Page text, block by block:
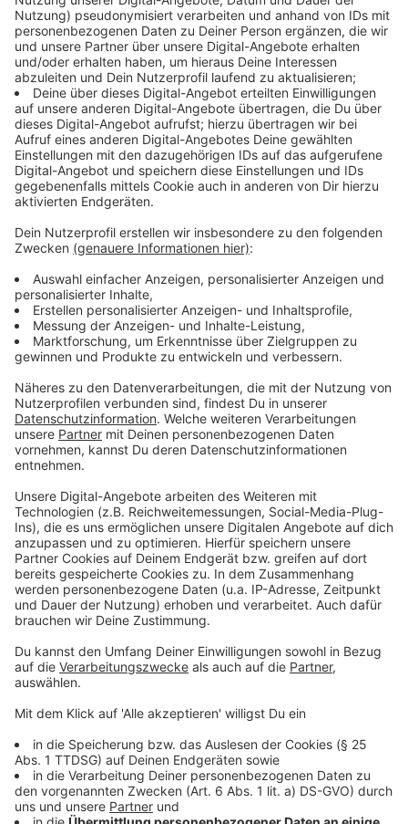
Anzeige
Die Europameisterschaft in Deutschland wird vom 14.
Juni bis 14. Juli ausgetragen. Und weil die Lage vor
dem Start schon als "angespannt" gilt, setzen
Verantwortliche auf das IPCC in Neuss. Dort sollen
während der EM unter der Leitung von NRW wichtige
polizeiliche Informationen zu den Spielen gesammelt,
bewertet und gesteuert werden. Ziel ist nach Angaben
desInnenministeriums ein bestmöglicher Austausch
von Informationen aus ganz Deutschland. Dafür sollen
dort während des Turniers nicht nur Polizistinnen und
Polizisten aus dem gesamten Bundesgebiet, sondern
auch ausländische Beamtinnen und Beamte aus
Teilnehmerländern zum Einsatz kommen. Dass NRW
das Lagezentrum steuert, hatte die
Innenministerkonferenz beschlossen. Von zehn
Spielorten liegen alleine vier in NRW (Dortmund,
Düsseldorf, Gelsenkirchen und Köln).
Anzeige
NRW-Innenminister Reul vor Ort
Anzeige
Vier Monate wurde die Aula des Polizei-
Bildungszentrums in Neuss in das IPCC umgebaut.
Insgesamt wurden fünf Kilometer Kabel neu verlegt.
„Vorher hat es hier nur vier Steckdosen gegeben“
sagt IPCC-Chef Oliver Strudthoff.
Es gibt 130 Arbeitsplätze, die nach verschiedenen
Farben und Aufgabenbereichen aufgeteilt sind. So